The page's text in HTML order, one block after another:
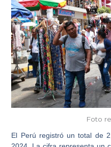
Foto
El Perú registró un total de